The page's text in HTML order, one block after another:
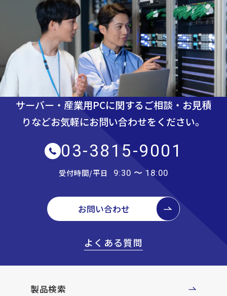
サーバー・産業用PCに関するご相談・お見積
りなどお気軽にお問い合わせをください。
03-3815-9001
受付時間/平日 9:30 〜 18:00
お問い合わせ
よくある質問
製品検索